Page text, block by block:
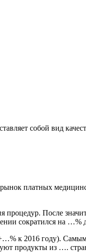
собой вид
платных
После
сократился на
к 2016 году).
продукты из ….